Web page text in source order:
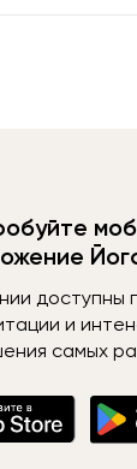
доступны
и
самых